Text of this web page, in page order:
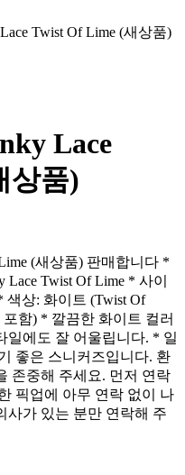
Twist Of Lime (새상품)
Lace
상품)
(새상품) 판매합니다 *
Lace Twist Of Lime * 사이
색상: 화이트 (Twist Of
함) * 깔끔한 화이트 컬러
일에도 잘 어울립니다. * 일
좋은 스니커즈입니다. 환
존중해 주세요. 먼저 연락
픽업에 아무 연락 없이 나
사가 있는 분만 연락해 주